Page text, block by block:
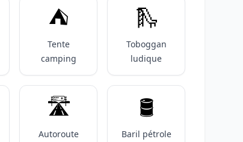
⛺️
Tente
camping
🛝
Toboggan
ludique
🛣️
Autoroute
🛢️
Baril pétrole